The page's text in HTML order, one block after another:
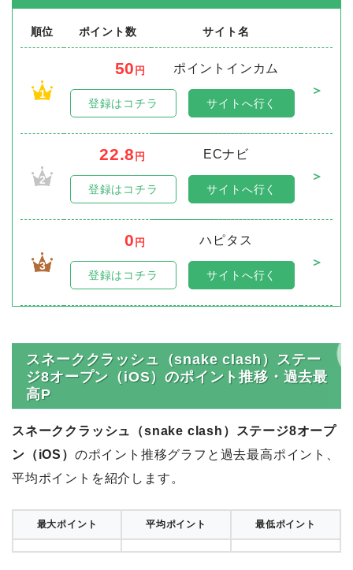
順位 ポイント数 サイト名
1
50 円
ポイントインカム
＞
登録はコチラ サイトへ行く
2
22.8 円
ECナビ
＞
登録はコチラ サイトへ行く
3
0 円
ハピタス
＞
登録はコチラ サイトへ行く
スネーククラッシュ（snake clash）ステー
ジ8オープン（iOS）のポイント推移・過去最
高P
スネーククラッシュ（snake clash）ステージ8オープ
ン（iOS） のポイント推移グラフと過去最高ポイント、
平均ポイントを紹介します。
最大ポイント 平均ポイント 最低ポイント